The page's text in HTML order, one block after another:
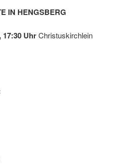
IN HENGSBERG
17:30 UhrChristuskirchlein